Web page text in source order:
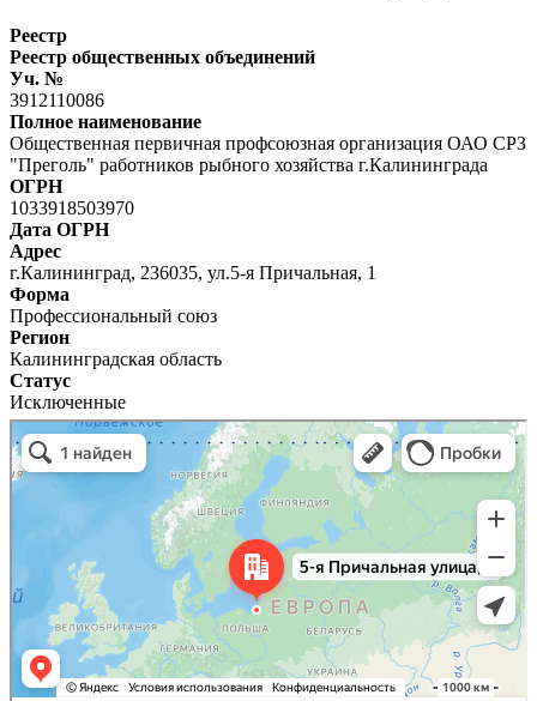
Реестр
Реестр общественных объединений
Уч. №
3912110086
Полное наименование
Общественная первичная профсоюзная организация ОАО СРЗ
"Преголь" работников рыбного хозяйства г.Калининграда
ОГРН
1033918503970
Дата ОГРН
Адрес
г.Калининград, 236035, ул.5-я Причальная, 1
Форма
Профессиональный союз
Регион
Калининградская область
Статус
Исключенные